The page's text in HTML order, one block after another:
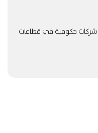
حكومية في قطاعات